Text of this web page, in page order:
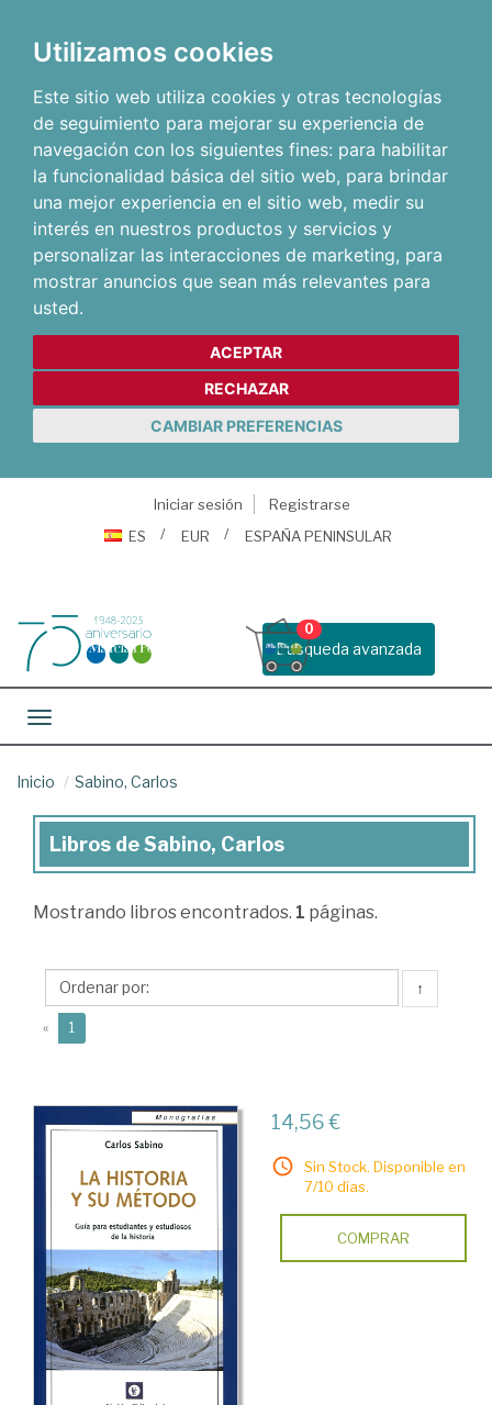
Utilizamos cookies
Este sitio web utiliza cookies y otras tecnologías
de seguimiento para mejorar su experiencia de
navegación con los siguientes fines: para habilitar
la funcionalidad básica del sitio web, para brindar
una mejor experiencia en el sitio web, medir su
interés en nuestros productos y servicios y
personalizar las interacciones de marketing, para
mostrar anuncios que sean más relevantes para
usted.
ACEPTAR
RECHAZAR
CAMBIAR PREFERENCIAS
Iniciar sesión
Registrarse
ES
EUR ESPAÑA PENINSULAR
Busqueda avanzada
0
Toggle navigation
Inicio Sabino, Carlos
Libros
Sabino,
Libros de Sabino, Carlos
Mostrando libros encontrados. 1 páginas.
↑
« 1
14,56 €
Sin Stock. Disponible en
7/10 días.
COMPRAR